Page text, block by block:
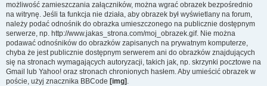
możliwość zamieszczania załączników, można wgrać obrazek bezpośrednio
na witrynę. Jeśli ta funkcja nie działa, aby obrazek był wyświetlany na forum,
należy podać odnośnik do obrazka umieszczonego na publicznie dostępnym
serwerze, np. http://www.jakas_strona.com/moj_obrazek.gif. Nie można
podawać odnośników do obrazków zapisanych na prywatnym komputerze,
chyba że jest publicznie dostępnym serwerem ani do obrazków znajdujących
się na stronach wymagających autoryzacji, takich jak, np. skrzynki pocztowe na
Gmail lub Yahoo! oraz stronach chronionych hasłem. Aby umieścić obrazek w
poście, użyj znacznika BBCode [img] .